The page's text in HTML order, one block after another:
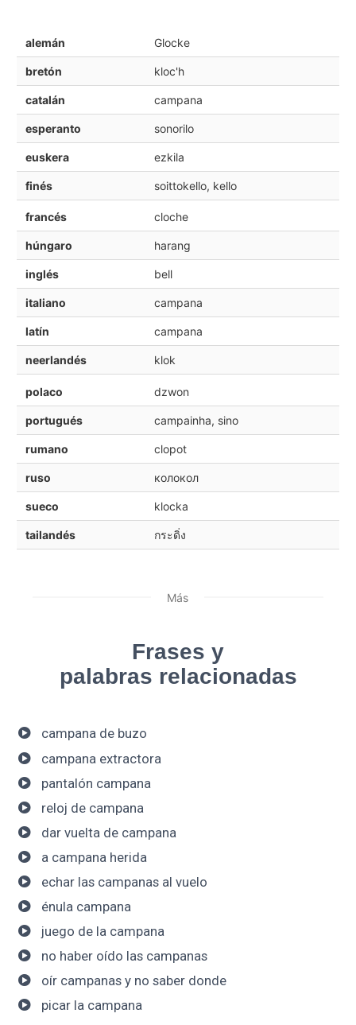
alemán Glocke
bretón kloc'h
catalán campana
esperanto sonorilo
euskera ezkila
finés soittokello, kello
francés cloche
húngaro harang
inglés bell
italiano campana
latín campana
neerlandés klok
polaco dzwon
portugués campainha, sino
rumano clopot
ruso колокол
sueco klocka
tailandés กระดิ่ง
Más
Frases y
palabras relacionadas
campana de buzo
campana extractora
pantalón campana
reloj de campana
dar vuelta de campana
a campana herida
echar las campanas al vuelo
énula campana
juego de la campana
no haber oído las campanas
oír campanas y no saber donde
picar la campana